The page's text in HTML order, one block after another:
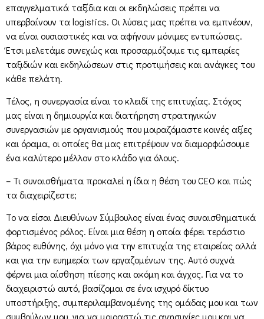
επαγγελματικά ταξίδια και οι εκδηλώσεις πρέπει να
υπερβαίνουν τα logistics. Οι λύσεις μας πρέπει να εμπνέουν,
να είναι ουσιαστικές και να αφήνουν μόνιμες εντυπώσεις.
Έτσι μελετάμε συνεχώς και προσαρμόζουμε τις εμπειρίες
ταξιδιών και εκδηλώσεων στις προτιμήσεις και ανάγκες του
κάθε πελάτη.
Τέλος, η συνεργασία είναι το κλειδί της επιτυχίας. Στόχος
μας είναι η δημιουργία και διατήρηση στρατηγικών
συνεργασιών με οργανισμούς που μοιραζόμαστε κοινές αξίες
και όραμα, οι οποίες θα μας επιτρέψουν να διαμορφώσουμε
ένα καλύτερο μέλλον στο κλάδο για όλους.
– Τι συναισθήματα προκαλεί η ίδια η θέση του CEO και πώς
τα διαχειρίζεστε;
Το να είσαι Διευθύνων Σύμβουλος είναι ένας συναισθηματικά
φορτισμένος ρόλος. Είναι μια θέση η οποία φέρει τεράστιο
βάρος ευθύνης, όχι μόνο για την επιτυχία της εταιρείας αλλά
και για την ευημερία των εργαζομένων της. Αυτό συχνά
φέρνει μια αίσθηση πίεσης και ακόμη και άγχος. Για να το
διαχειριστώ αυτό, βασίζομαι σε ένα ισχυρό δίκτυο
υποστήριξης, συμπεριλαμβανομένης της ομάδας μου και των
συμβούλων μου, για να μοιραστώ τις ανησυχίες μου και να